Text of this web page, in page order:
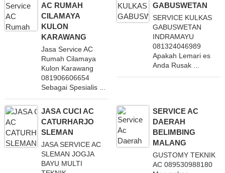
AC RUMAH
CILAMAYA
KULON
KARAWANG
Jasa Service AC
Rumah Cilamaya
Kulon Karawang
081906606654
Sebagai Spesialis ...
GABUSWETAN
SERVICE KULKAS
GABUSWETAN
INDRAMAYU
081324046989
Apakah Lemari es
Anda Rusak ...
JASA CUCI AC
CATURHARJO
SLEMAN
JASA SERVICE AC
SLEMAN JOGJA
BAYU MULTI
SERVICE AC
DAERAH
BELIMBING
MALANG
GUSTOMY TEKNIK
AC 089530988180